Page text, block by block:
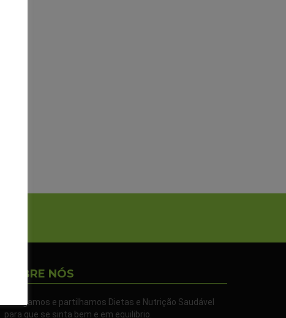
SOBRE NÓS
Divulgamos e partilhamos Dietas e Nutrição Saudável
para que se sinta bem e em equilibrio.